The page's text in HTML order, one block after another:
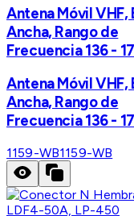
Antena Móvil VHF,
Ancha, Rango de
Frecuencia 136 -
Antena Móvil VHF,
Ancha, Rango de
Frecuencia 136 -
1159-WB1159-WB